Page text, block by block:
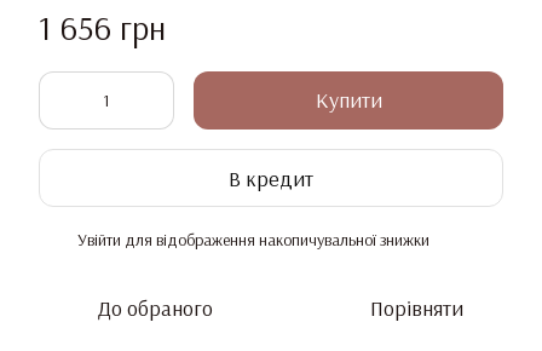
1 656 грн
Купити
В кредит
Увійти для відображення накопичувальної знижки
До обраного Порівняти